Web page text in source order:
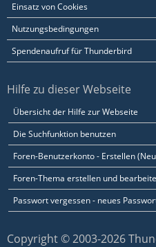
Einsatz von Cookies
Nutzungsbedingungen
Spendenaufruf für Thunderbird
Hilfe zu dieser Webseite
Übersicht der Hilfe zur Webseite
Die Suchfunktion benutzen
Foren-Benutzerkonto - Erstellen
Foren-Thema erstellen und
Passwort vergessen - neues
Copyright © 2003-2026